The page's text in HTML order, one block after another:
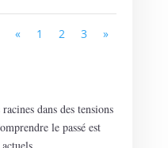
« 1 2 3 »
dans des tensions
le passé est